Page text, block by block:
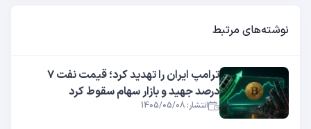
نوشته‌های مرتبط
ترامپ ایران را تهدید کرد؛ قیمت نفت ۷
درصد جهید و بازار سهام سقوط کرد
انتشار: 1405/05/08